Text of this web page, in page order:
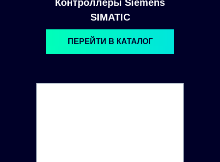
Контроллеры Siemens
SIMATIC
ПЕРЕЙТИ В КАТАЛОГ